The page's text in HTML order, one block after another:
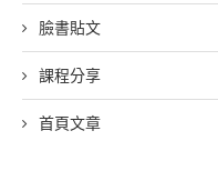
臉書貼文
課程分享
首頁文章